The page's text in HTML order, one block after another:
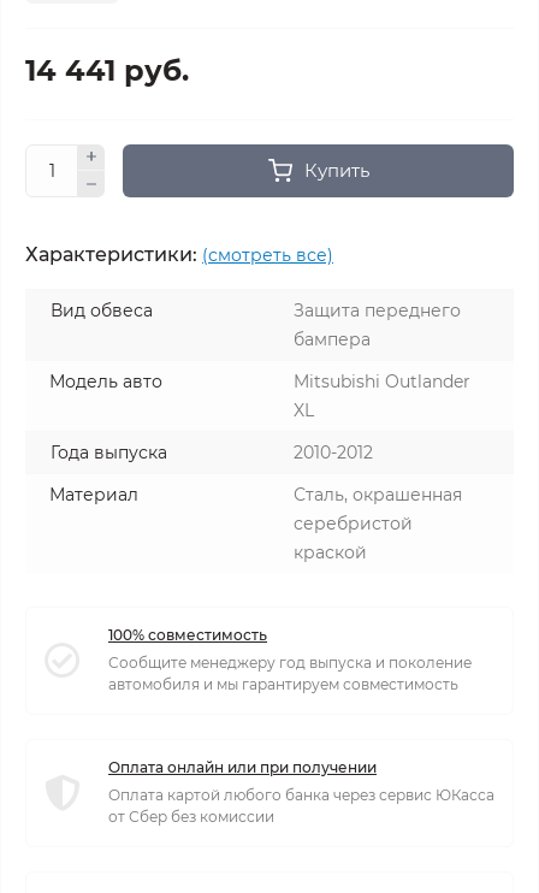
14 441 руб.
Купить
Характеристики: (смотреть все)
Вид обвеса
Защита переднего
бампера
Модель авто
Mitsubishi Outlander
XL
Года выпуска
2010-2012
Материал
Сталь, окрашенная
серебристой
краской
100% совместимость
Сообщите менеджеру год выпуска и поколение
автомобиля и мы гарантируем совместимость
Оплата онлайн или при получении
Оплата картой любого банка через сервис ЮКасса
от Сбер без комиссии